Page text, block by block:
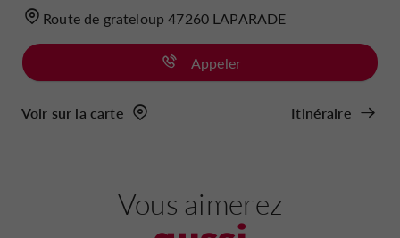
Route de grateloup 47260 LAPARADE
Appeler
Voir sur la carte Itinéraire
Vous aimerez